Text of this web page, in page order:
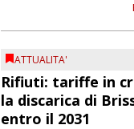
ATTUALITA'
Rifiuti: tariffe in
la discarica di
entro il 2031